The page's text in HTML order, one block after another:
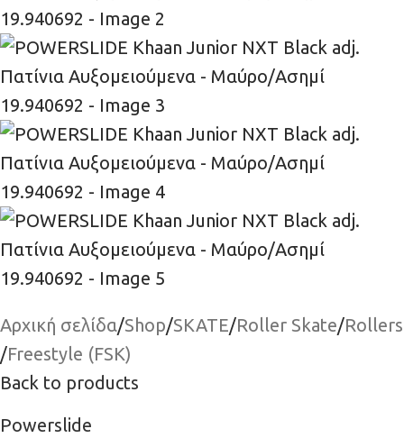
Αρχική σελίδα/Shop/SKATE/Roller Skate/Rollers
/Freestyle (FSK)
Back to products
Powerslide